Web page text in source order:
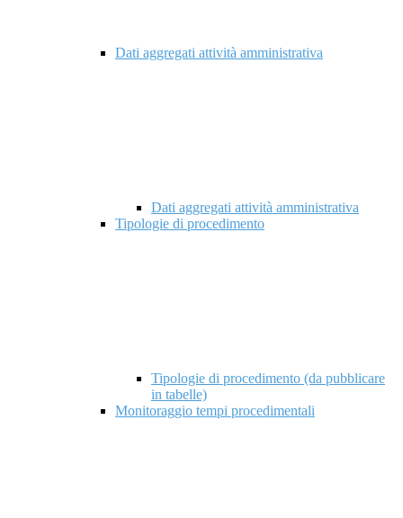
Dati aggregati attività amministrativa
Dati aggregati attività amministrativa
Tipologie di procedimento
Tipologie di procedimento (da pubblicare
in tabelle)
Monitoraggio tempi procedimentali